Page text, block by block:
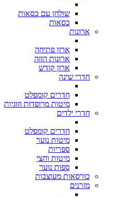
שולחן עם כסאות
כסאות
ארונות
ארון פתיחה
ארונות הזזה
ארון קודש
חדרי שינה
חדרים קומפלט
מיטות מרופדות וזוגיות
חדרי ילדים
חדרים קומפלט
מיטות נוער
ספריות
מיטות וחצי
ספות נוער
כורסאות מעוצבות
מזרנים